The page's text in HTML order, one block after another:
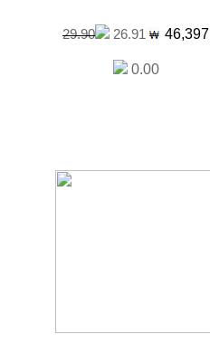
29.90 26.91 46,397
0.00